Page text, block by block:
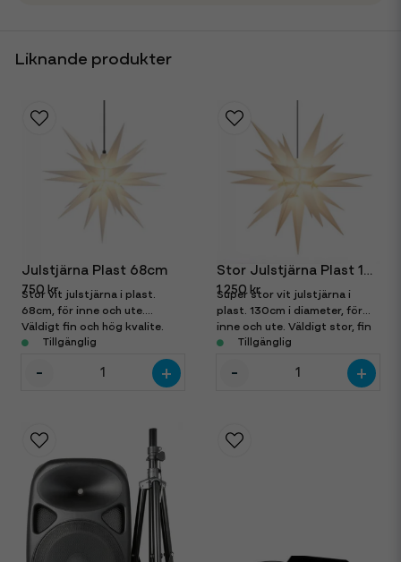
Liknande produkter
Julstjärna Plast 68cm
750 kr
Stor vit julstjärna i plast.
68cm, för inne och ute.
Väldigt fin och hög kvalite.
LED lampa ingår.
Tillgänglig
- +
Stor Julstjärna Plast 130cm
1 250 kr
Super stor vit julstjärna i
plast. 130cm i diameter, för
inne och ute. Väldigt stor, fin
och i hög kvalité. LED lampa
Tillgänglig
- +